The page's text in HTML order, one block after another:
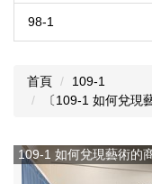
98-1
首頁
109-1
〔109-1 如何兌現
109-1 如何兌現藝術的